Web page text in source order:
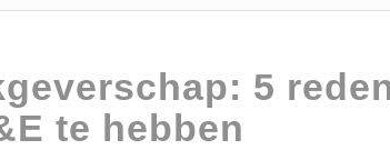
5
te hebben